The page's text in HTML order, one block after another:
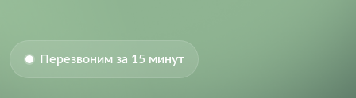
Перезвоним за 15 минут